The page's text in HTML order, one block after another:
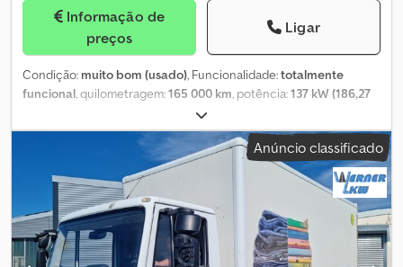
Informação de
preços
Ligar
Condição: muito bom (usado), Funcionalidade:totalmente
funcional, quilometragem:165 000 km, potência:137 kW (186,27
, tipo de combustível:
em vazio:5 951 kg, peso total:7 490 kg, tamanho do pneu:225/75
, configuração de eixo: 2 eixos, distância entre eixos:4 185
travão de motor
, cabina do condutor:
cabina diurna, tipo de engrenagem:
, classe de
emissão:Euro 6, suspensão:aço-ar, número de lugares:
comprimento do espaço de carga:
6 100 mm, largura do espaço
de carga: 2 450 mm , altura do espaço de carga:2 350 mm
, Ano de
Anúncio classificado